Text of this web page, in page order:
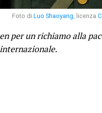
Foto di Luo Shaoyang , licenza
per un richiamo alla